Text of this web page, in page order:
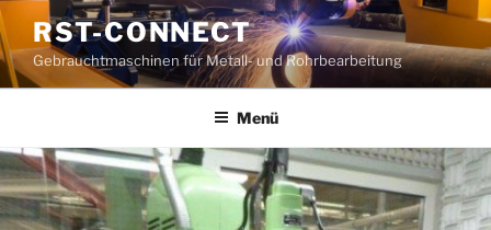
Zum
Inhalt
springen
RST-CONNECT
Gebrauchtmaschinen für Metall- und Rohrbearbeitung
Menü